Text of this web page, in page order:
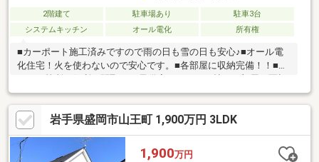
2階建て 駐車場あり
駐車3台
システムキッチン
オール電化 所有権
■カーポート施工済みですので雨の日も雪の日も安心♪■オール電
化住宅！火を使わないので安心です。■各部屋に収納完備！！■ト
ることも可能です（工事が必要）■外物置があるので、季節もの
などの収納も安心できます。■家族全員のお顔が見れる１２．３
帖のリビングダイニングキッチン！
岩手県盛岡市山王町 1,900万円 3LDK
1,900万円